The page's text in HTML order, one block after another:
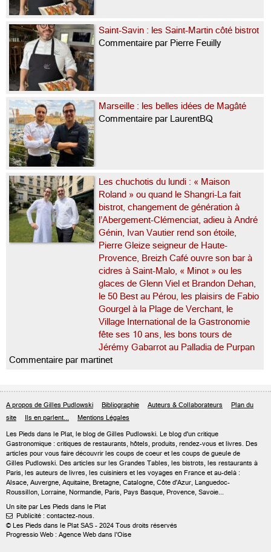
Saint-Savin : les Saint-Martin côté bistrot
Commentaire par Pierre Feuilly
Marseille : les belles idées de Magâté
Commentaire par LaurentBQ
Les chuchotis du lundi : « Maison
Roland » ou quand le Shangri-La fait
bistrot, changement de génération à
l’Abergement-Clémenciat, adieu à André
Génin, Ivan Vautier rend son étoile,
Pierre Gleize seigneur de Haute-
Provence, Breizh Café ouvre son bar à
cidres à Saint-Malo, « Minot » ou les
glaces de Glenn Viel et Brandon Dehan,
le 50 Best au Pérou, les plaisirs de Fabio
Gourgel à la Plage de Verchant, le
Village International de la Gastronomie
fête ses 10 ans, les bons tours de
Jérémy Gabarrot au Palladia de Purpan
Commentaire par martinet
A propos de Gilles Pudlowski Bibliographie Auteurs & Collaborateurs
Plan du
site
Ils en parlent... Mentions Légales
Les Pieds dans le Plat, le blog de Gilles Pudlowski. Le blog d'un critique
Gastronomique : critiques de restaurants, hôtels, produits, rendez-vous et livres. Des
articles pour vous faire découvrir les coups de coeur et les coups de gueule de
Gilles Pudlowski. Des articles sur les Grandes Tables, les bistrots, les restaurants à
Paris, les auteurs de livres, les cuisiniers et les voyages en France et au-delà :
Alsace, Auvergne, Aquitaine, Bretagne, Catalogne, Côte d'Azur, Languedoc-
Roussillon, Lorraine, Normandie, Paris, Pays Basque, Provence, Savoie...
Un site par Les Pieds dans le Plat
 Publicité : contactez-nous.
© Les Pieds dans le Plat SAS - 2024 Tous droits réservés
Progressio Web : Agence Web dans l'Oise